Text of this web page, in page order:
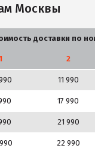
Москвы
доставки по
2
11 990
17 990
21 990
22 990